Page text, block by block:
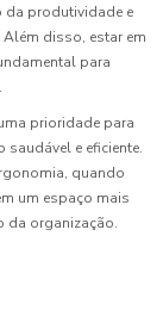
da produtividade e
disso, estar em
para
prioridade para
e eficiente.
quando
um espaço mais
da organização.